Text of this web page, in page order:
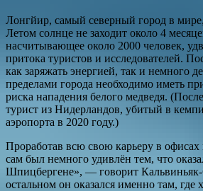
Лонгйир, самый северный город в
Летом солнце не заходит около 4
насчитывающее около 2000 человек,
притока туристов и исследователей.
как заряжать энергией, так и немного
пределами города необходимо иметь
риска нападения белого медведя.
турист из Нидерландов, убитый в
аэропорта в 2020 году.)
Проработав всю свою карьеру в офисах
сам был немного удивлён тем, что
Шпицбергене», — говорит
остальном он оказался именно там, где